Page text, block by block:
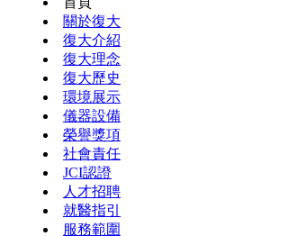
關於復大
復大介紹
復大理念
復大歷史
環境展示
儀器設備
榮譽獎項
社會責任
JCI認證
人才招聘
就醫指引
服務範圍